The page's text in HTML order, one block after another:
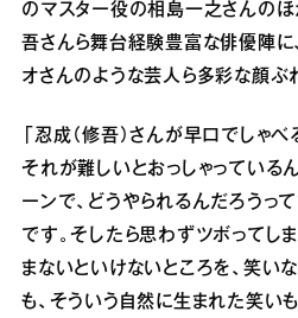
のマスター役の相島一之さんの
吾さんら舞台経験豊富な俳優陣に
オさんのような芸人ら多彩な顔ぶ
「忍成（修吾）さんが早口でしゃ
それが難しいとおっしゃっている
ーンで、どうやられるんだろうっ
です。そしたら思わずツボってし
まないといけないところを、笑い
も、そういう自然に生まれた笑い